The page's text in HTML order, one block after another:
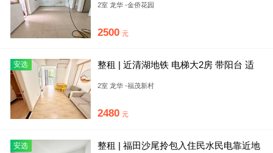
2室 龙华 -金侨花园
2500 元
安选
整租 | 近清湖地铁 电梯大2房 带阳台 适
2室 龙华 -福茂新村
2480 元
安选
整租 | 福田沙尾拎包入住民水民电靠近地